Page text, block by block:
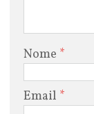
Nome *
Email *